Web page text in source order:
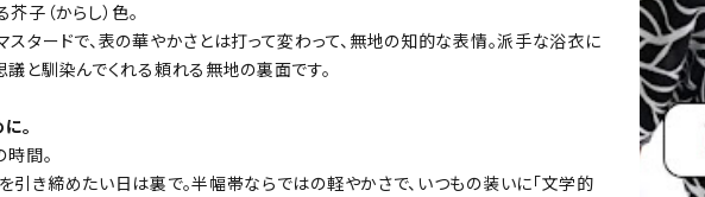
子（からし）色。
スタードで、表の華やかさとは打って変わって、無地の知的な表情。派手な浴衣に
議と馴染んでくれる頼れる無地の裏面です。
。
時間。
引き締めたい日は裏で。半幅帯ならではの軽やかさで、いつもの装いに「文学的